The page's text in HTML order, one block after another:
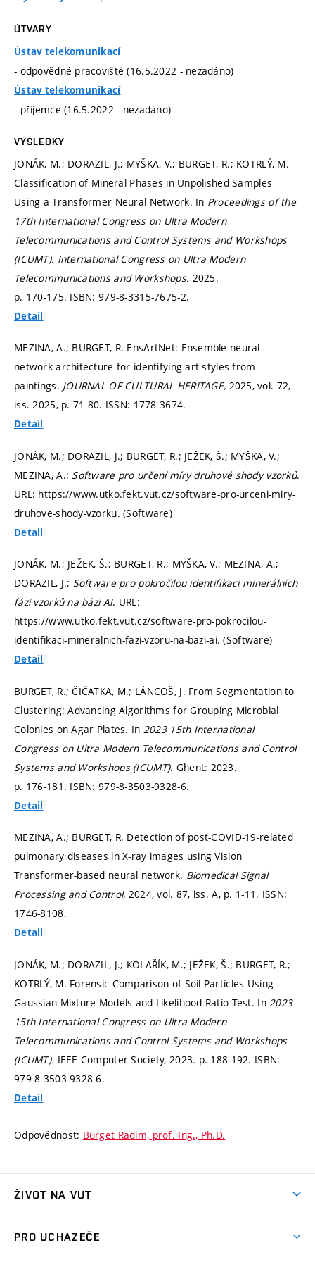
ÚTVARY
Ústav telekomunikací
- odpovědné pracoviště (16.5.2022 - nezadáno)
Ústav telekomunikací
- příjemce (16.5.2022 - nezadáno)
VÝSLEDKY
JONÁK, M.; DORAZIL, J.; MYŠKA, V.; BURGET, R.; KOTRLÝ, M.
Classification of Mineral Phases in Unpolished Samples
Using a Transformer Neural Network. In Proceedings of the
17th International Congress on Ultra Modern
Telecommunications and Control Systems and Workshops
(ICUMT). International Congress on Ultra Modern
Telecommunications and Workshops. 2025.
p. 170-175. ISBN: 979-8-3315-7675-2.
Detail
MEZINA, A.; BURGET, R. EnsArtNet: Ensemble neural
network architecture for identifying art styles from
paintings. JOURNAL OF CULTURAL HERITAGE, 2025, vol. 72,
iss. 2025, p. 71-80. ISSN: 1778-3674.
Detail
JONÁK, M.; DORAZIL, J.; BURGET, R.; JEŽEK, Š.; MYŠKA, V.;
MEZINA, A.: Software pro určení míry druhové shody vzorků.
URL: https://www.utko.fekt.vut.cz/software-pro-urceni-miry-
druhove-shody-vzorku. (Software)
Detail
JONÁK, M.; JEŽEK, Š.; BURGET, R.; MYŠKA, V.; MEZINA, A.;
DORAZIL, J.: Software pro pokročilou identifikaci minerálních
fází vzorků na bázi AI. URL:
https://www.utko.fekt.vut.cz/software-pro-pokrocilou-
identifikaci-mineralnich-fazi-vzoru-na-bazi-ai. (Software)
Detail
BURGET, R.; ČIČATKA, M.; LÁNCOŠ, J. From Segmentation to
Clustering: Advancing Algorithms for Grouping Microbial
Colonies on Agar Plates. In 2023 15th International
Congress on Ultra Modern Telecommunications and Control
Systems and Workshops (ICUMT). Ghent: 2023.
p. 176-181. ISBN: 979-8-3503-9328-6.
Detail
MEZINA, A.; BURGET, R. Detection of post-COVID-19-related
pulmonary diseases in X-ray images using Vision
Transformer-based neural network. Biomedical Signal
Processing and Control, 2024, vol. 87, iss. A, p. 1-11. ISSN:
1746-8108.
Detail
JONÁK, M.; DORAZIL, J.; KOLAŘÍK, M.; JEŽEK, Š.; BURGET, R.;
KOTRLÝ, M. Forensic Comparison of Soil Particles Using
Gaussian Mixture Models and Likelihood Ratio Test. In 2023
15th International Congress on Ultra Modern
Telecommunications and Control Systems and Workshops
(ICUMT). IEEE Computer Society, 2023. p. 188-192. ISBN:
979-8-3503-9328-6.
Detail
Odpovědnost: Burget Radim, prof. Ing., Ph.D.
ŽIVOT NA VUT
PRO UCHAZEČE